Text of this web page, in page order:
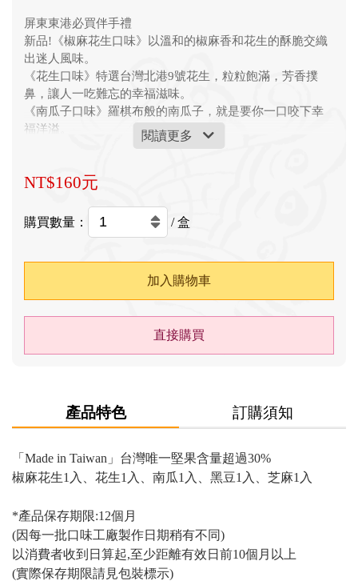
屏東東港必買伴手禮
新品!《椒麻花生口味》以溫和的椒麻香和花生的酥脆交織
出迷人風味。
《花生口味》特選台灣北港9號花生，粒粒飽滿，芳香撲
鼻，讓人一吃難忘的幸福滋味。
《南瓜子口味》羅棋布般的南瓜子，就是要你一口咬下幸
福洋溢。
《黑豆口味》保健滋補聖品，香氣獨特、口感厚實，是你
《芝麻口味》養生黑白芝麻，芝麻夾心與餅香融合，齒頰
閱讀更多
NT$160元
購買數量： / 盒
加入購物車
直接購買
產品特色 訂購須知
「Made in Taiwan」台灣唯一堅果含量超過30%
椒麻花生1入、花生1入、南瓜1入、黑豆1入、芝麻1入
*產品保存期限:12個月
(因每一批口味工廠製作日期稍有不同)
以消費者收到日算起,至少距離有效日前10個月以上
(實際保存期限請見包裝標示)